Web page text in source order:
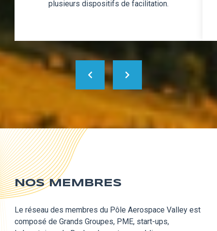
plusieurs dispositifs de facilitation.
NOS MEMBRES
Le réseau des membres du Pôle Aerospace Valley est
composé de Grands Groupes, PME, start-ups,